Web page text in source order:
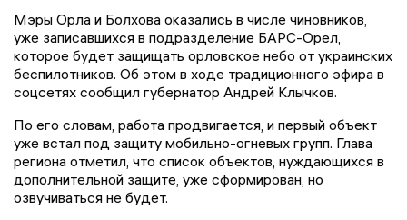
Мэры Орла и Болхова оказались в числе чиновников,
уже записавшихся в подразделение БАРС-Орел,
которое будет защищать орловское небо от украинских
беспилотников. Об этом в ходе традиционного эфира в
соцсетях сообщил губернатор Андрей Клычков.
По его словам, работа продвигается, и первый объект
уже встал под защиту мобильно-огневых групп. Глава
региона отметил, что список объектов, нуждающихся в
дополнительной защите, уже сформирован, но
озвучиваться не будет.